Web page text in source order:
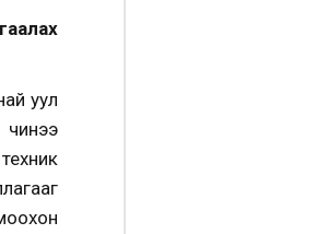
уул
чинээ